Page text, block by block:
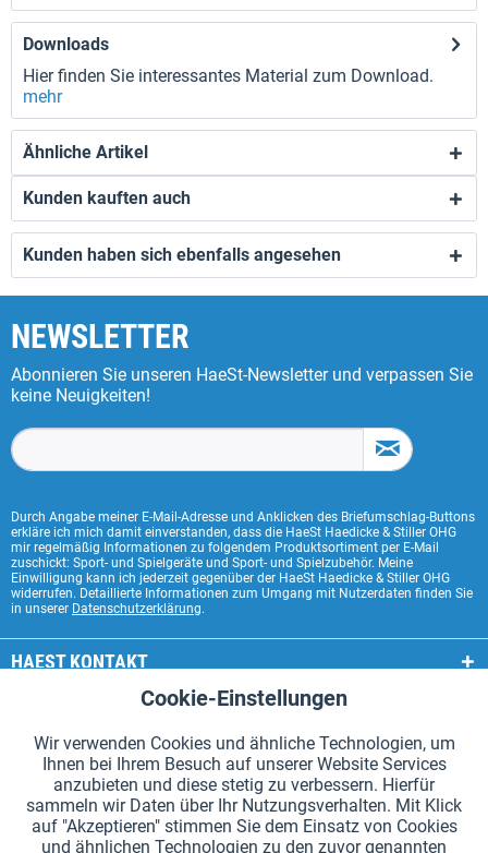
Downloads
Hier finden Sie interessantes Material zum Download.
mehr
Ähnliche Artikel
Kunden kauften auch
Kunden haben sich ebenfalls angesehen
NEWSLETTER
Abonnieren Sie unseren HaeSt-Newsletter und verpassen Sie
keine Neuigkeiten!
Durch Angabe meiner E-Mail-Adresse und Anklicken des Briefumschlag-Buttons
erkläre ich mich damit einverstanden, dass die HaeSt Haedicke & Stiller OHG
mir regelmäßig Informationen zu folgendem Produktsortiment per E-Mail
zuschickt: Sport- und Spielgeräte und Sport- und Spielzubehör. Meine
Einwilligung kann ich jederzeit gegenüber der HaeSt Haedicke & Stiller OHG
widerrufen. Detaillierte Informationen zum Umgang mit Nutzerdaten finden Sie
in unserer Datenschutzerklärung.
HAEST KONTAKT
HAEST SHOP SERVICE
ALLGEMEINE INFORMATIONEN
ZAHLUNGSARTEN
Aktiv
Tracking Aktiv
Cookie-Einstellungen
Wir verwenden Cookies und ähnliche Technologien, um
Ihnen bei Ihrem Besuch auf unserer Website Services
anzubieten und diese stetig zu verbessern. Hierfür
sammeln wir Daten über Ihr Nutzungsverhalten. Mit Klick
auf "Akzeptieren" stimmen Sie dem Einsatz von Cookies
und ähnlichen Technologien zu den zuvor genannten